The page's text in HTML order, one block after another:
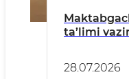
ta’limi
28.07.2026